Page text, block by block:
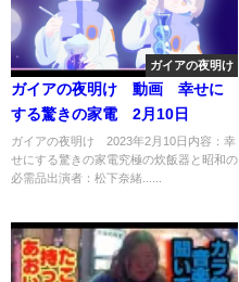
ガイアの夜明け
ガイアの夜明け 動画 幸せに
する驚きの家電 2月10日
ガイアの夜明け 2023年2月10日内容：幸
せにする驚きの家電究極の炊飯器と昭和の
必需品出演者：松下奈緒......